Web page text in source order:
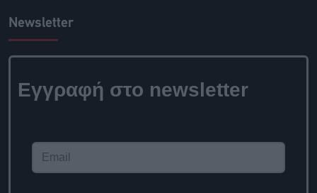
Newsletter
Εγγραφή στο newsletter